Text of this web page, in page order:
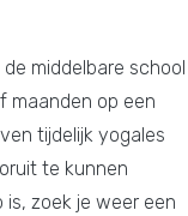
middelbare school
maanden op een
tijdelijk yogales
te kunnen
zoek je weer een